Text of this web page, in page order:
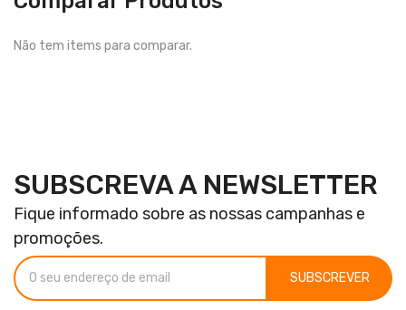
Não tem items para comparar.
SUBSCREVA A NEWSLETTER
Fique informado sobre as nossas campanhas e
promoções.
SUBSCREVER